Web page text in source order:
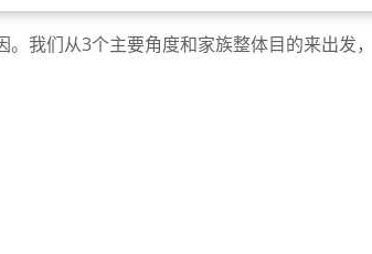
我们从3个主要角度和家族整体目的来出发